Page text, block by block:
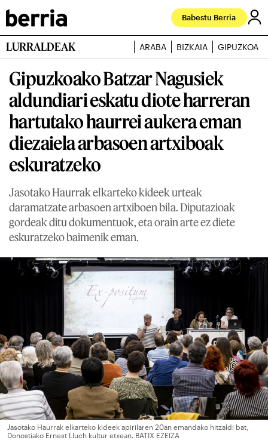
Babestu Berria
LURRALDEAK ARABA BIZKAIA GIPUZKOA
Gipuzkoako Batzar Nagusiek
aldundiari eskatu diote harreran
hartutako haurrei aukera eman
diezaiela arbasoen artxiboak
eskuratzeko
Jasotako Haurrak elkarteko kideek urteak
daramatzate arbasoen artxiboen bila. Diputazioak
gordeak ditu dokumentuok, eta orain arte ez diete
eskuratzeko baimenik eman.
Jasotako Haurrak elkarteko kideek apirilaren 20an emandako hitzaldi bat,
Donostiako Ernest Lluch kultur etxean. BATIX EZEIZA